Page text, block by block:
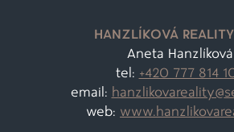
HANZLÍKOVÁ
Aneta Hanzlíková
tel: +420 777 814
email: hanzlikovareality@
web: